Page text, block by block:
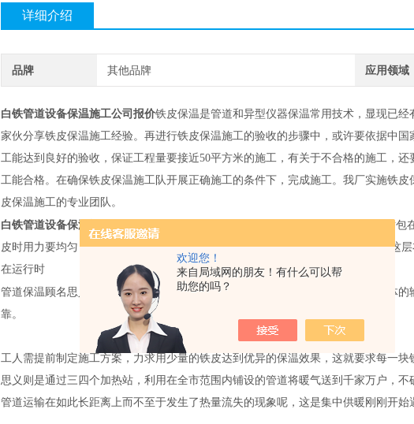
欢迎您！
来自局域网的朋友！有什么可以帮
助您的吗？
详细介绍
品牌 其他品牌 应用领域
白铁管道设备保温施工公司报价铁皮保温是管道和异型仪器保温常用技术，显现已
家伙分享铁皮保温施工经验。再进行铁皮保温施工的验收的步骤中，或许要依据中
工能达到良好的验收，保证工程量要接近50平方米的施工，有关于不合格的施工，
工能合格。在确保铁皮保温施工队开展正确施工的条件下，完成施工。我厂实施铁
皮保温施工的专业团队。
白铁管道设备保温施工公司报价 1.必须由两人配合，一人将保温管外壳缝剖开，对
皮时用力要均匀 随着冬季的到来，大多数的设备和管道都需要在加上一层衣服，这
在运行时
管道保温顾名思义就是有保温功能的管道。这类管道被广泛的应用于液体以及气体
靠。
工人需提前制定施工方案，力求用少量的铁皮达到优异的保温效果，这就要求每一
思义则是通过三四个加热站，利用在全市范围内铺设的管道将暖气送到千家万户，
管道运输在如此长距离上而不至于发生了热量流失的现象呢，这是集中供暖刚刚开始